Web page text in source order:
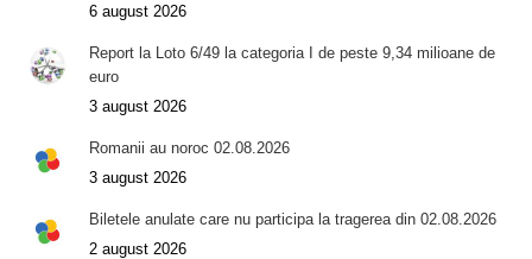
6 august 2026
Report la Loto 6/49 la categoria I de peste 9,34 milioane de
euro
3 august 2026
Romanii au noroc 02.08.2026
3 august 2026
Biletele anulate care nu participa la tragerea din 02.08.2026
2 august 2026